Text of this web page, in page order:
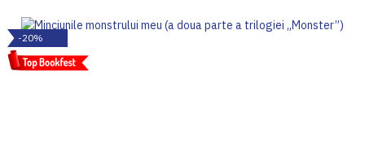
-20%